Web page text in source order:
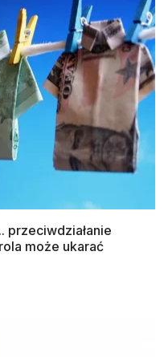
przeciwdziałanie
może ukarać